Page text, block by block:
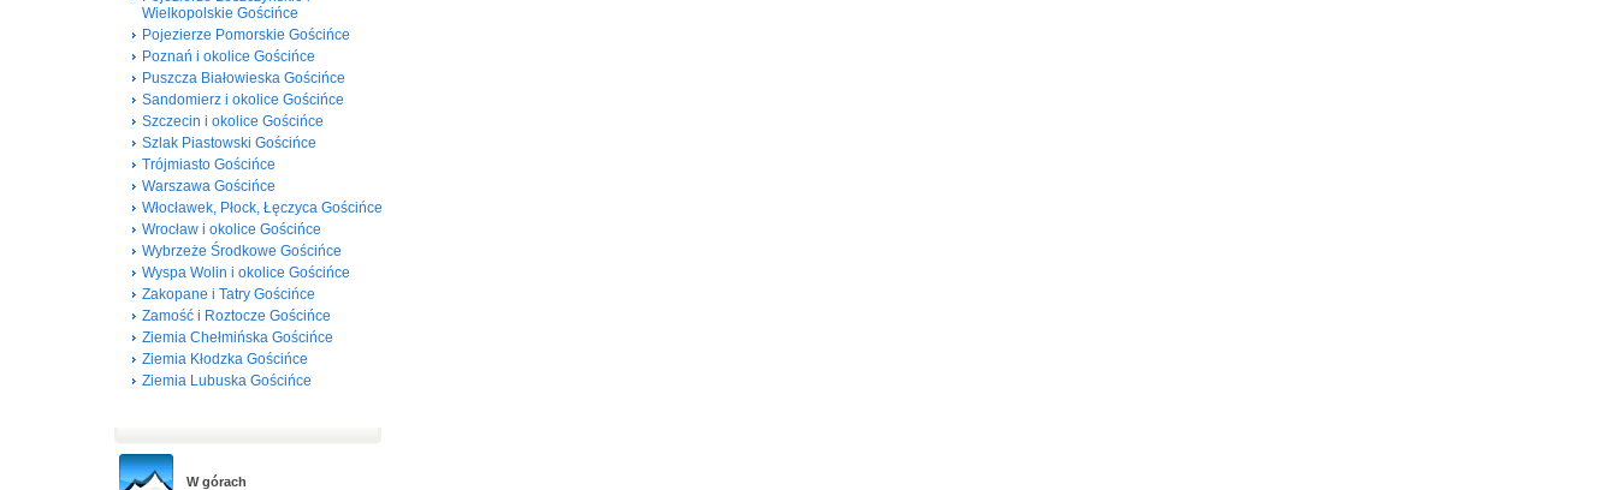
Wielkopolskie Gościńce
Pojezierze Pomorskie Gościńce
Poznań i okolice Gościńce
Puszcza Białowieska Gościńce
Sandomierz i okolice Gościńce
Szczecin i okolice Gościńce
Szlak Piastowski Gościńce
Trójmiasto Gościńce
Warszawa Gościńce
Włocławek, Płock, Łęczyca Gościńce
Wrocław i okolice Gościńce
Wybrzeże Środkowe Gościńce
Wyspa Wolin i okolice Gościńce
Zakopane i Tatry Gościńce
Zamość i Roztocze Gościńce
Ziemia Chełmińska Gościńce
Ziemia Kłodzka Gościńce
Ziemia Lubuska Gościńce
W górach